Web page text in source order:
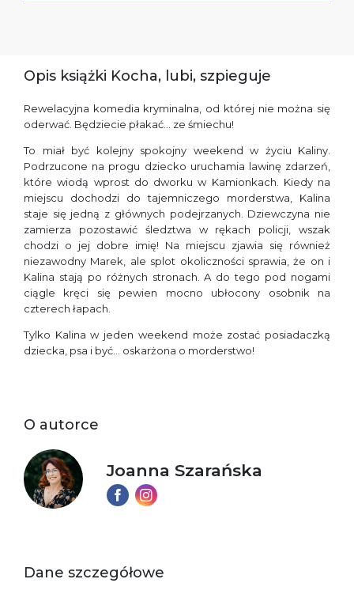
Opis książki Kocha, lubi, szpieguje
Rewelacyjna komedia kryminalna, od której nie można się
oderwać. Będziecie płakać… ze śmiechu!
To miał być kolejny spokojny weekend w życiu Kaliny.
Podrzucone na progu dziecko uruchamia lawinę zdarzeń,
które wiodą wprost do dworku w Kamionkach. Kiedy na
miejscu dochodzi do tajemniczego morderstwa, Kalina
staje się jedną z głównych podejrzanych. Dziewczyna nie
zamierza pozostawić śledztwa w rękach policji, wszak
chodzi o jej dobre imię! Na miejscu zjawia się również
niezawodny Marek, ale splot okoliczności sprawia, że on i
Kalina stają po różnych stronach. A do tego pod nogami
ciągle kręci się pewien mocno ubłocony osobnik na
czterech łapach.
Tylko Kalina w jeden weekend może zostać posiadaczką
dziecka, psa i być… oskarżona o morderstwo!
O autorce
Joanna Szarańska
Dane szczegółowe